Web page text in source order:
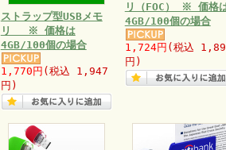
ストラップ型USBメモ
リ ※ 価格は
4GB/100個の場合
1,770円 (税込 1,947
円)
リ（FOC） ※ 価格
4GB/100個の場合
1,724円 (税込
円)